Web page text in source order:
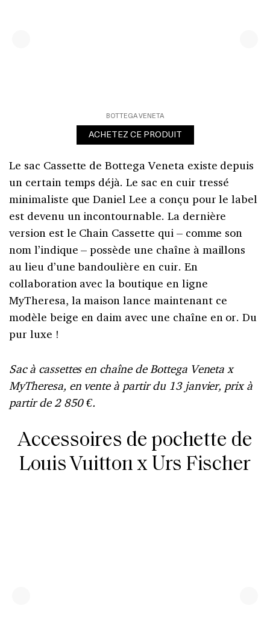
BOTTEGA VENETA
ACHETEZ CE PRODUIT
Le sac Cassette de Bottega Veneta existe depuis
un certain temps déjà. Le sac en cuir tressé
minimaliste que Daniel Lee a conçu pour le label
est devenu un incontournable. La dernière
version est le Chain Cassette qui – comme son
nom l’indique – possède une chaîne à maillons
au lieu d’une bandoulière en cuir. En
collaboration avec la boutique en ligne
MyTheresa, la maison lance maintenant ce
modèle beige en daim avec une chaîne en or. Du
pur luxe !
Sac à cassettes en chaîne de Bottega Veneta x
MyTheresa, en vente à partir du 13 janvier, prix à
partir de 2 850 €.
Accessoires de pochette de
Louis Vuitton x Urs Fischer